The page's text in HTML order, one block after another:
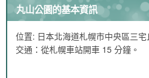
丸山公園的基本資訊
位置: 日本北海道札幌市中央區三
交通：從札幌車站開車 15 分鐘。